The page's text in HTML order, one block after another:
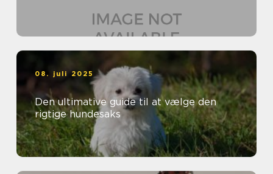
08. juli 2025
Den ultimative guide til at vælge den
rigtige hundesaks